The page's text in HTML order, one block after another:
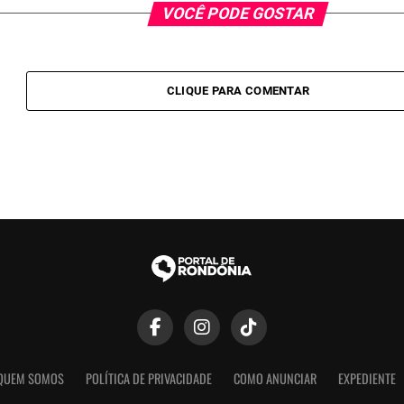
VOCÊ PODE GOSTAR
CLIQUE PARA COMENTAR
SOMOS POLÍTICA DE PRIVACIDADE COMO ANUNCIAR EXPEDIENTE